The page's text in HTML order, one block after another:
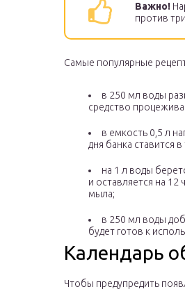
Важно!
против
Самые популярные
в 250 мл воды
средство
в емкость 0,5 л
дня банка ставится
на 1 л воды
и оставляется на 12
мыла;
в 250 мл воды
будет готов к
Календарь
Чтобы предупредить